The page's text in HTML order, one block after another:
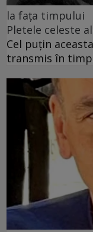
la fața timpului
Pletele celeste
Cel puţin
transmis în